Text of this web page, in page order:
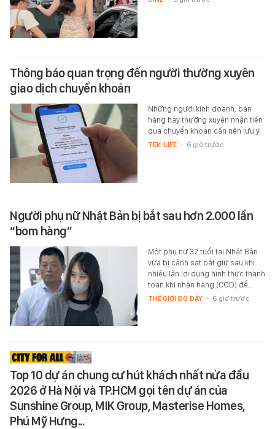
Thông báo quan trọng đến người thường xuyên
giao dịch chuyển khoản
Những người kinh doanh, bán
hàng hay thường xuyên nhận tiền
qua chuyển khoản cần nên lưu ý.
TEK-LIFE - 6 giờ trước
Người phụ nữ Nhật Bản bị bắt sau hơn 2.000 lần
“bom hàng”
Một phụ nữ 32 tuổi tại Nhật Bản
vừa bị cảnh sát bắt giữ sau khi
nhiều lần lợi dụng hình thức thanh
toán khi nhận hàng (COD) để…
THẾ GIỚI ĐÓ ĐÂY - 6 giờ trước
Top 10 dự án chung cư hút khách nhất nửa đầu
2026 ở Hà Nội và TP.HCM gọi tên dự án của
Sunshine Group, MIK Group, Masterise Homes,
Phú Mỹ Hưng...